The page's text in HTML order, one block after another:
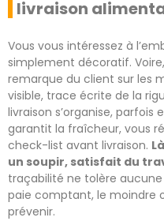
livraison
Vous vous intéressez à
simplement décoratif.
remarque du client sur les
visible, trace écrite de la
livraison s’organise,
garantit la fraîcheur, vous
check-list avant livraison.
un soupir, satisfait du
traçabilité ne tolère
paie comptant, le moindre
prévenir.